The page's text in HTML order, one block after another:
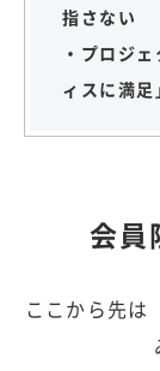
指さない
・プロジ
ィスに満足
会員
ここから先は